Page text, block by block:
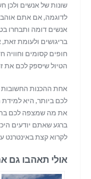
שונות של אנשים
לדוגמה, אם אתם
אנשים דומה ותבחרו
בריגושים ולעומת
חופים קסומים
הטיול שיספק לכם את
אחת ההכנות החשובות
לכם ביותר, היא
את מה שמצפה לכם
ברגע שאתם יודעים
לקרוא קצת באינטרנט
אולי תאהבו גם